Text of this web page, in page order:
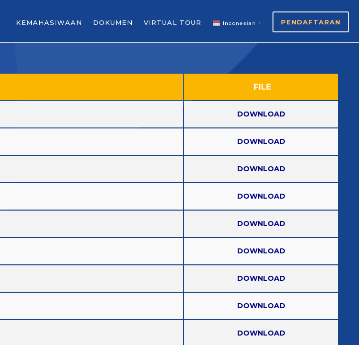
KEMAHASIWAAN DOKUMEN VIRTUAL TOUR Indonesian ▼ PENDAFTARAN
FILE
DOWNLOAD
DOWNLOAD
DOWNLOAD
DOWNLOAD
DOWNLOAD
DOWNLOAD
DOWNLOAD
DOWNLOAD
DOWNLOAD